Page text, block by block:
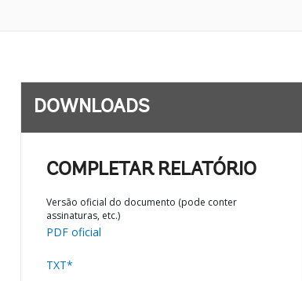
DOWNLOADS
COMPLETAR RELATÓRIO
Versão oficial do documento (pode conter
assinaturas, etc.)
PDF oficial
TXT*